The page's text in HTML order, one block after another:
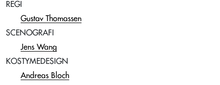
REGI
Gustav Thomassen
SCENOGRAFI
Jens Wang
KOSTYMEDESIGN
Andreas Bloch